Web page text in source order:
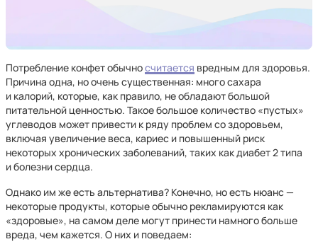
Потребление конфет обычносчитается вредным для здоровья.
Причина одна, но очень существенная: много сахара
и калорий, которые, как правило, не обладают большой
питательной ценностью. Такое большое количество «пустых»
углеводов может привести к ряду проблем со здоровьем,
включая увеличение веса, кариес и повышенный риск
некоторых хронических заболеваний, таких как диабет 2 типа
и болезни сердца.
Однако им же есть альтернатива? Конечно, но есть нюанс —
некоторые продукты, которые обычно рекламируются как
«здоровые», на самом деле могут принести намного больше
вреда, чем кажется. О них и поведаем: